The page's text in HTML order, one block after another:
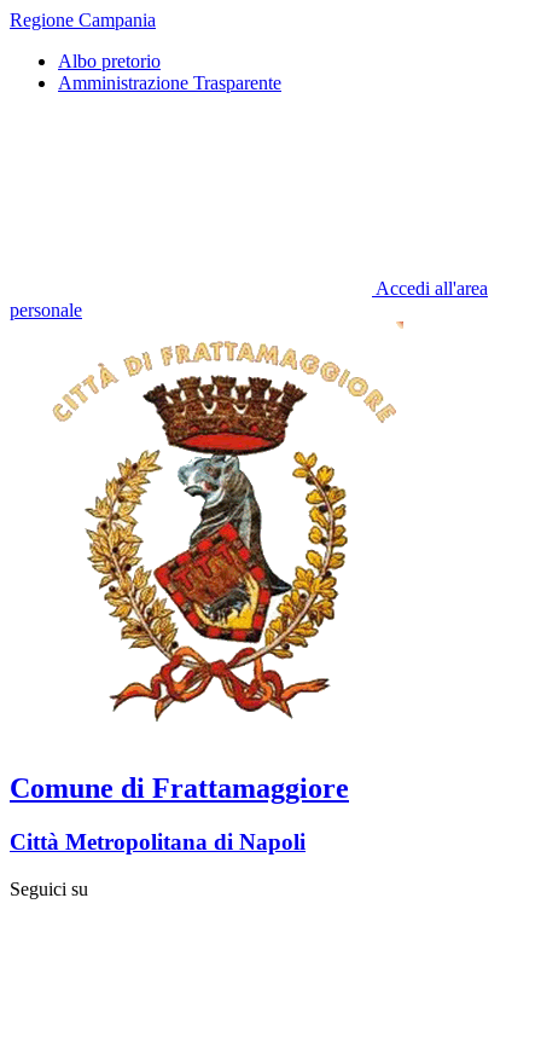
Regione Campania
Albo pretorio
Amministrazione Trasparente
Accedi all'area
personale
Comune di Frattamaggiore
Città Metropolitana di Napoli
Seguici su